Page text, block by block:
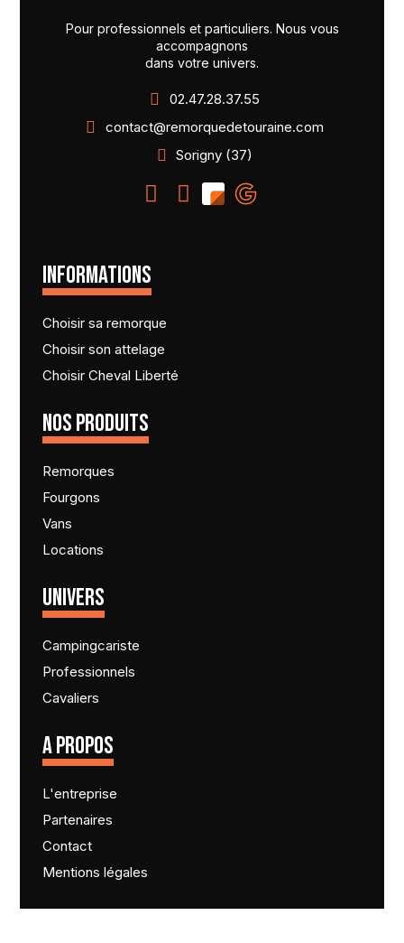
Pour professionnels et particuliers. Nous vous
accompagnons
dans votre univers.
02.47.28.37.55
contact@remorquedetouraine.com
Sorigny (37)
INFORMATIONS
Choisir sa remorque
Choisir son attelage
Choisir Cheval Liberté
NOS PRODUITS
Remorques
Fourgons
Vans
Locations
UNIVERS
Campingcariste
Professionnels
Cavaliers
A PROPOS
L'entreprise
Partenaires
Contact
Mentions légales